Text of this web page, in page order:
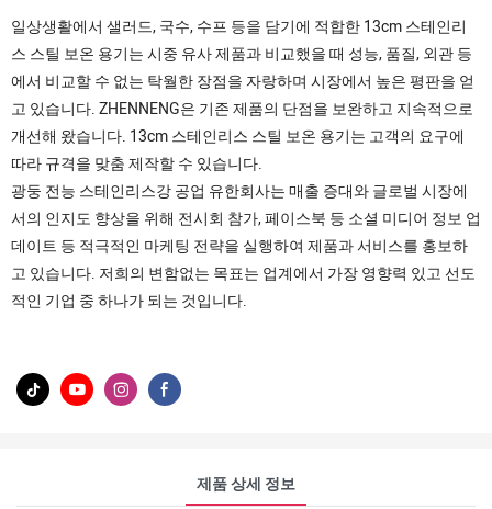
일상생활에서 샐러드, 국수, 수프 등을 담기에 적합한 13cm 스테인리
스 스틸 보온 용기는 시중 유사 제품과 비교했을 때 성능, 품질, 외관 등
에서 비교할 수 없는 탁월한 장점을 자랑하며 시장에서 높은 평판을 얻
고 있습니다. ZHENNENG은 기존 제품의 단점을 보완하고 지속적으로
개선해 왔습니다. 13cm 스테인리스 스틸 보온 용기는 고객의 요구에
따라 규격을 맞춤 제작할 수 있습니다.
광둥 전능 스테인리스강 공업 유한회사는 매출 증대와 글로벌 시장에
서의 인지도 향상을 위해 전시회 참가, 페이스북 등 소셜 미디어 정보 업
데이트 등 적극적인 마케팅 전략을 실행하여 제품과 서비스를 홍보하
고 있습니다. 저희의 변함없는 목표는 업계에서 가장 영향력 있고 선도
적인 기업 중 하나가 되는 것입니다.
제품 상세 정보